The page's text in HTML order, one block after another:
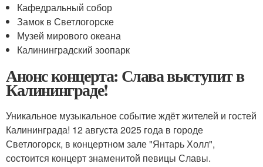
Кафедральный собор
Замок в Светлогорске
Музей мирового океана
Калининградский зоопарк
Анонс концерта: Слава выступит в
Калининграде!
Уникальное музыкальное событие ждёт жителей и гостей
Калининграда! 12 августа 2025 года в городе
Светлогорск, в концертном зале "Янтарь Холл",
состоится концерт знаменитой певицы Славы.